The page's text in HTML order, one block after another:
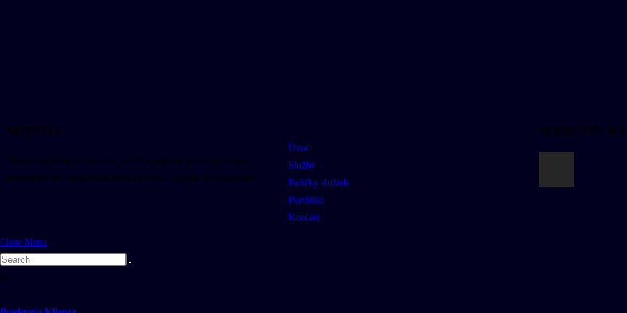
MITTSIA
Naším záujmom je vytvárať pre Vás úspešný grafický dizajn.
Prinášame pre Vašu firmu novú úroveň a vizitku profesionality.
Úvod
Služby
Balíčky služieb
Portfólio
Kontakt
SLEDUJTE
Close Menu